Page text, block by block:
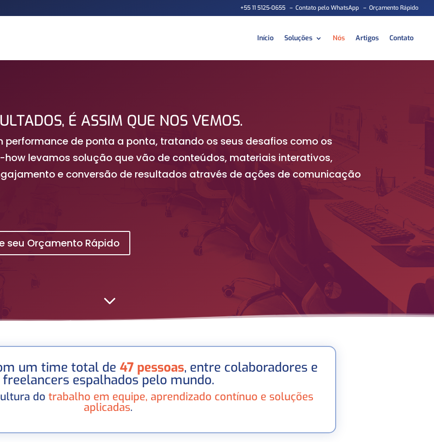
+55 11 5125-0655 – Contato pelo WhatsApp – Orçamento Rápido
Início Soluções Nós Artigos Contato
É ASSIM QUE NOS VEMOS.
performance de ponta a ponta, tratando os seus desafios como os
how levamos solução que vão de conteúdos, materiais interativos,
e conversão de resultados através de ações de comunicação
seu Orçamento Rápido
3
um time total de 47 pessoas, entre colaboradores e
freelancers espalhados pelo mundo.
do trabalho em equipe, aprendizado contínuo e soluções
aplicadas.